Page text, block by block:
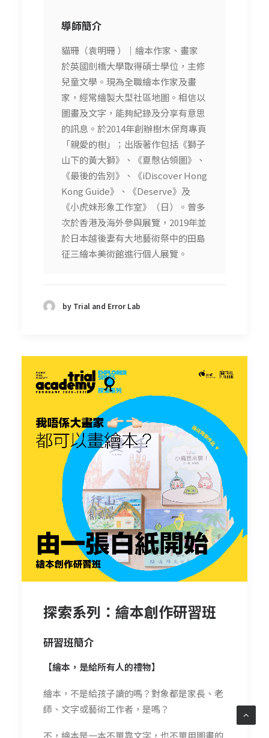
導師簡介
貓珊（袁明珊 ）｜繪本作家、畫家
於英國劍橋大學取得碩士學位，主修
兒童文學。現為全職繪本作家及畫
家，經常繪製大型社區地圖。相信以
圖畫及文字，能夠紀錄及分享有意思
的訊息。於2014年創辦樹木保育專頁
「親愛的樹」；出版著作包括《獅子
山下的黃大獅》、《夏慤佔領圖》、
《最後的告別》、《iDiscover Hong
Kong Guide》、《Deserve》及
《小虎妹形象工作室》（日）。曾多
次於香港及海外參與展覽，2019年並
於日本越後妻有大地藝術祭中的田島
征三繪本美術館進行個人展覽。
by Trial and Error Lab
探索系列：繪本創作研習班
研習班簡介
【繪本，是給所有人的禮物】
繪本，不是給孩子讀的嗎？對象都是家長、老
師、文字或藝術工作者，是嗎？
不，繪本是一本不單靠文字，也不單用圖畫的